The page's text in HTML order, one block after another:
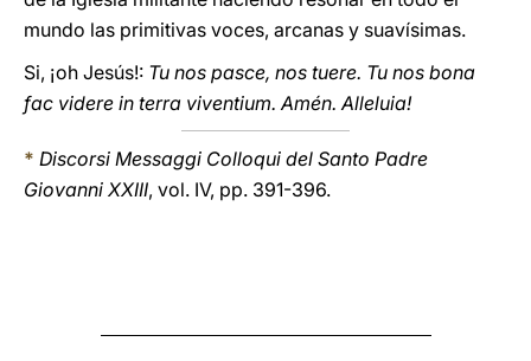
mundo las primitivas voces, arcanas y suavísimas.
Si, ¡oh Jesús!: Tu nos pasce, nos tuere. Tu nos bona
fac videre in terra viventium. Amén. Alleluia!
* Discorsi Messaggi Colloqui del Santo Padre
Giovanni XXIII, vol. IV, pp. 391-396.